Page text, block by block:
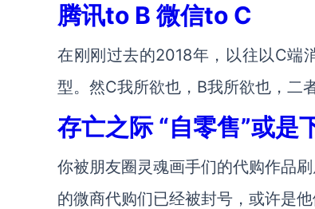
腾讯to B 微信to C
在刚刚过去的2018年，以往以C端
型。然C我所欲也，B我所欲也，二
存亡之际 “自零售”或是
你被朋友圈灵魂画手们的代购作品
的微商代购们已经被封号，或许是他